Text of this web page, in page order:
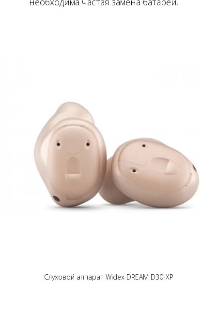
Слуховой аппарат Widex DREAM D30-XP